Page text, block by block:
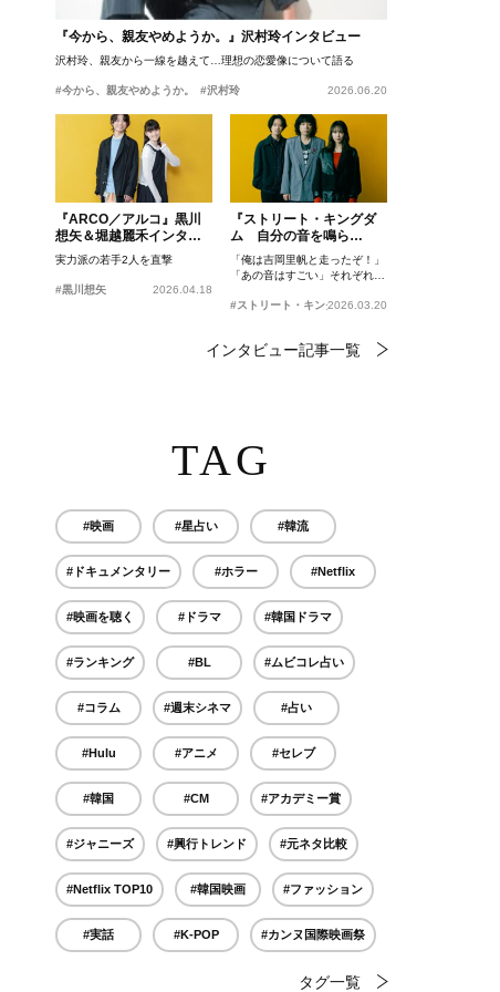
『今から、親友やめようか。』沢村玲インタビュー
沢村玲、親友から一線を越えて…理想の恋愛像について語る
#今から、親友やめようか。 #沢村玲 2026.06.20
『ARCO／アルコ』黒川
想矢＆堀越麗禾インタビ
ュー
実力派の若手2人を直撃
#黒川想矢 2026.04.18
『ストリート・キングダ
ム 自分の音を鳴ら
せ。』峯田和伸、若葉竜
也、吉岡里帆インタビュ
ー
「俺は吉岡里帆と走ったぞ！」
「あの音はすごい」それぞれの
#ストリート・キングダム 自分の音を鳴らせ。
2026.03.20
インタビュー記事一覧
TAG
#映画 #星占い #韓流
#ドキュメンタリー #ホラー #Netflix
#映画を聴く #ドラマ #韓国ドラマ
#ランキング #BL #ムビコレ占い
#コラム #週末シネマ #占い
#Hulu #アニメ #セレブ
#韓国 #CM #アカデミー賞
#ジャニーズ #興行トレンド #元ネタ比較
#Netflix TOP10 #韓国映画 #ファッション
#実話 #K-POP #カンヌ国際映画祭
タグ一覧